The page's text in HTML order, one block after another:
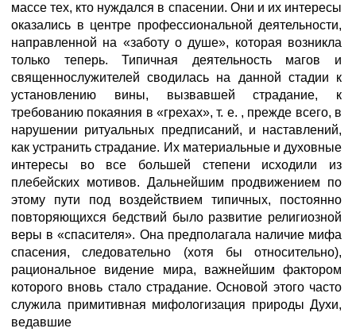
массе тех, кто нуждался в спасении. Они и их интересы
оказались в центре профессиональной деятельности,
направленной на «заботу о душе», которая возникла
только теперь. Типичная деятельность магов и
священнослужителей сводилась на данной стадии к
установлению вины, вызвавшей страдание, к
требованию покаяния в «грехах», т. е. , прежде всего, в
нарушении ритуальных предписаний, и наставлений,
как устранить страдание. Их материальные и духовные
интересы во все большей степени исходили из
плебейских мотивов. Дальнейшим продвижением по
этому пути под воздействием типичных, постоянно
повторяющихся бедствий было развитие религиозной
веры в «спасителя». Она предполагала наличие мифа
спасения, следовательно (хотя бы относительно),
рациональное видение мира, важнейшим фактором
которого вновь стало страдание. Основой этого часто
служила примитивная мифологизация природы Духи,
ведавшие